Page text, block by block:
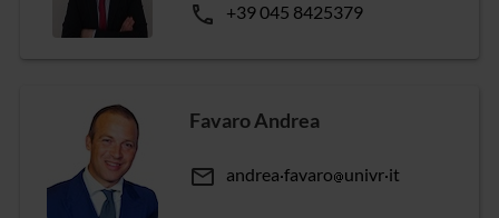
phone +39 045 8425379
Favaro Andrea
email andrea favaro univr it